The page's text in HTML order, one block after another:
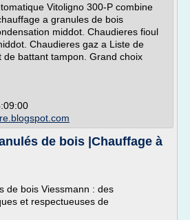
Vitoligno 300-P combine
a granules de bois
middot. Chaudieres fioul
Chaudieres gaz a Liste de
de battant tampon. Grand choix
de bois |Chauffage à
de bois Viessmann : des
et respectueuses de